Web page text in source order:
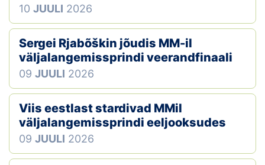
10 JUULI 2026
Sergei Rjabõškin jõudis MM-il
väljalangemissprindi veerandfinaali
09 JUULI 2026
Viis eestlast stardivad MMil
väljalangemissprindi eeljooksudes
09 JUULI 2026